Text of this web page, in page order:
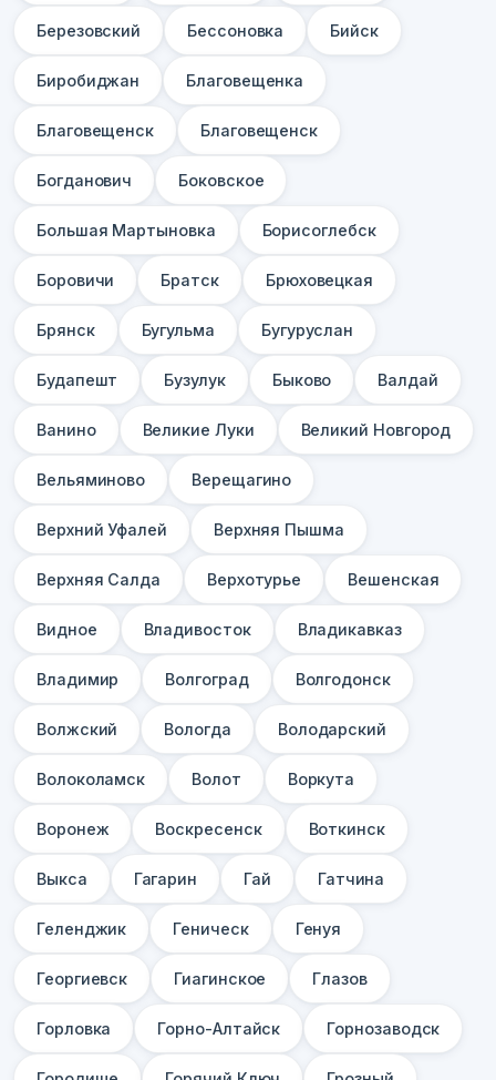
Березовский Бессоновка Бийск
Биробиджан Благовещенка
Благовещенск Благовещенск
Богданович Боковское
Большая Мартыновка Борисоглебск
Боровичи Братск Брюховецкая
Брянск Бугульма Бугуруслан
Будапешт Бузулук Быково Валдай
Ванино Великие Луки Великий Новгород
Вельяминово Верещагино
Верхний Уфалей Верхняя Пышма
Верхняя Салда Верхотурье Вешенская
Видное Владивосток Владикавказ
Владимир Волгоград Волгодонск
Волжский Вологда Володарский
Волоколамск Волот Воркута
Воронеж Воскресенск Воткинск
Выкса Гагарин Гай Гатчина
Геленджик Геническ Генуя
Георгиевск Гиагинское Глазов
Горловка Горно-Алтайск Горнозаводск